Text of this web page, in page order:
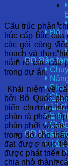
Đổi
OD Đào tạo
Phát
12
E-
OD Khảo
Tổ
Cấu trúc phân
trúc cấp bậc của
các gói công
hoạch và thực
nắm rõ các cấu
trong dự án.
Khái niệm về
bởi Bộ Quốc
triển chương
phân rã phân
phân phối và
trong đó cho
đạt được mục
được phát triển
chia nhỏ thành